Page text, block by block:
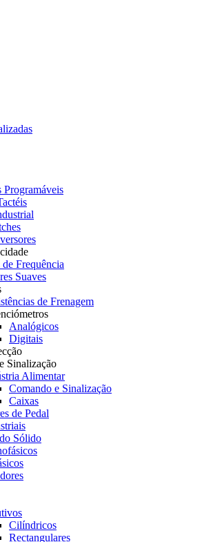
Programáveis
Frequência
Suaves
de Frenagem
Analógicos
Digitais
Sinalização
Alimentar
Comando e Sinalização
Caixas
de Pedal
Sólido
Cilíndricos
Rectangulares